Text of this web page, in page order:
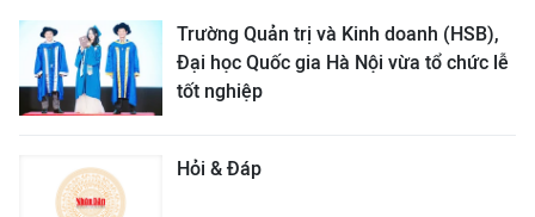
Trường Quản trị và Kinh doanh (HSB),
Đại học Quốc gia Hà Nội vừa tổ chức lễ
tốt nghiệp
Hỏi & Đáp